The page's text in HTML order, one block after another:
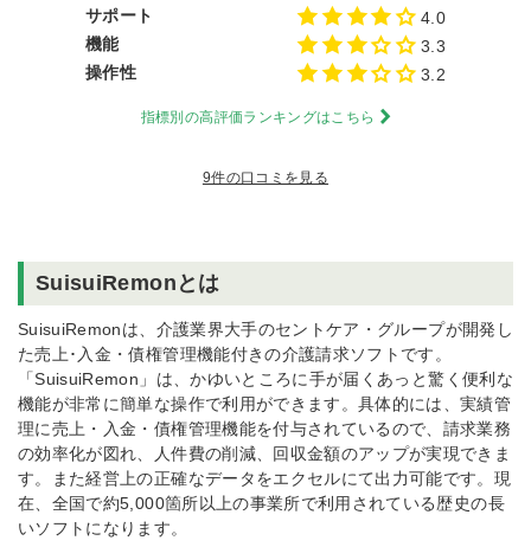
サポート
4.0
機能
3.3
操作性
3.2
指標別の高評価ランキングはこちら
9件の口コミを見る
SuisuiRemonとは
SuisuiRemonは、介護業界大手のセントケア・グループが開発し
た売上･入金・債権管理機能付きの介護請求ソフトです。
「SuisuiRemon」は、かゆいところに手が届くあっと驚く便利な
機能が非常に簡単な操作で利用ができます。具体的には、実績管
理に売上・入金・債権管理機能を付与されているので、請求業務
の効率化が図れ、人件費の削減、回収金額のアップが実現できま
す。また経営上の正確なデータをエクセルにて出力可能です。現
在、全国で約5,000箇所以上の事業所で利用されている歴史の長
いソフトになります。